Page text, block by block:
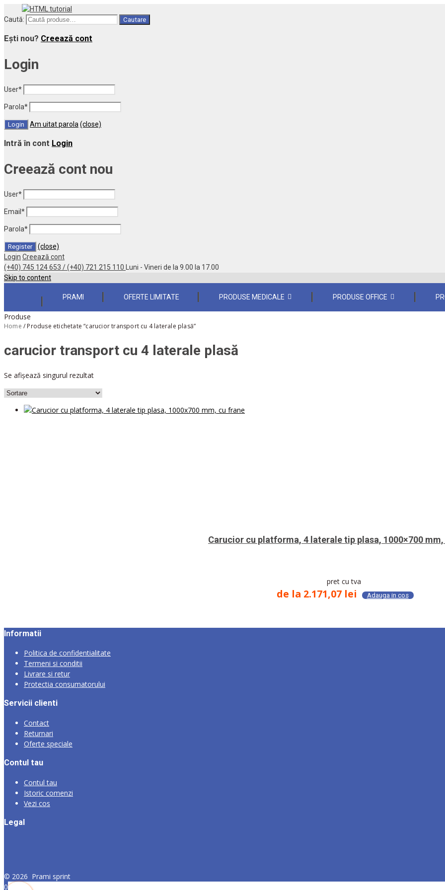
Caută: Cautare
Ești nou? Creează cont
Login
User*
Parola*
Am uitat parola (close)
Intră în cont Login
Creează cont nou
User*
Email *
Parola*
(close)
Login Creează cont
(+40) 745 124 653 / (+40) 721 215 110
Luni - Vineri de la 9.00 la 17.00
Skip to content
PRAMI OFERTE LIMITATE PRODUSE MEDICALE PRODUSE OFFICE
Produse
Home / Produse etichetate “carucior transport cu 4 laterale plasă”
carucior transport cu 4 laterale plasă
Se afișează singurul rezultat
Carucior cu platforma, 4 laterale tip plasa, 1000×700
pret cu tva
de la 2.171,07 lei Adauga in cos
Informatii
Politica de confidentialitate
Termeni si conditii
Livrare si retur
Protectia consumatorului
Servicii clienti
Contact
Returnari
Oferte speciale
Contul tau
Contul tau
Istoric comenzi
Vezi cos
Legal
© 2026 Prami sprint
0